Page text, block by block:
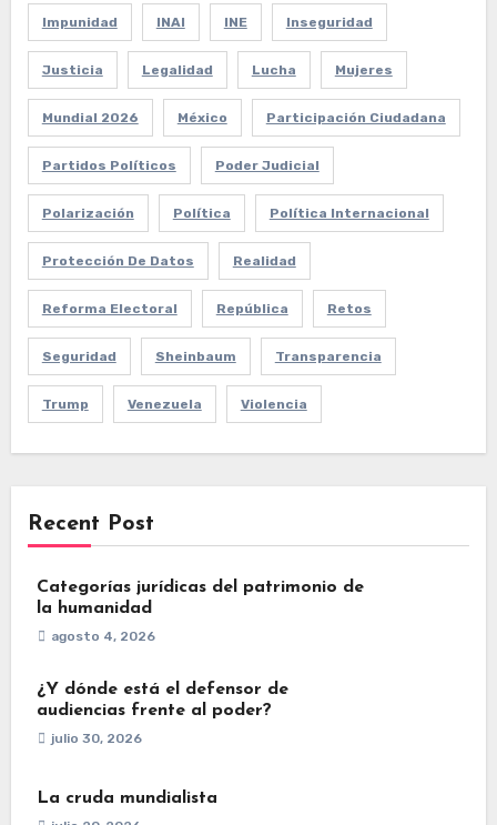
Impunidad INAI INE Inseguridad
Justicia Legalidad Lucha Mujeres
Mundial 2026 México Participación Ciudadana
Partidos Políticos Poder Judicial
Polarización Política Política Internacional
Protección De Datos Realidad
Reforma Electoral República Retos
Seguridad Sheinbaum Transparencia
Trump Venezuela Violencia
Recent Post
Categorías jurídicas del patrimonio de
la humanidad
agosto 4, 2026
¿Y dónde está el defensor de
audiencias frente al poder?
julio 30, 2026
La cruda mundialista